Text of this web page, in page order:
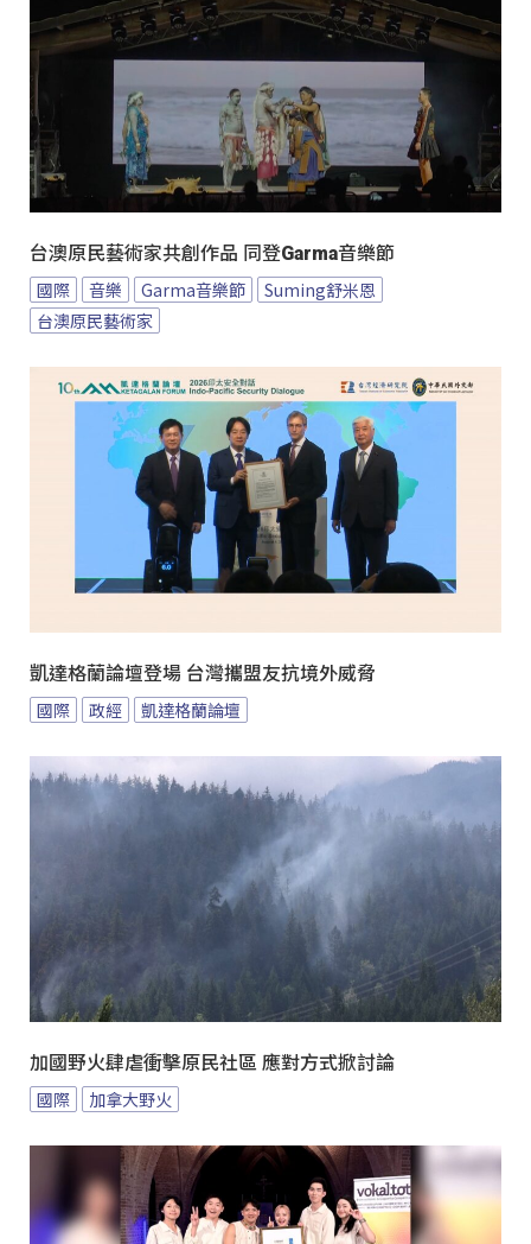
台澳原民藝術家共創作品 同登Garma音樂節
國際 音樂 Garma音樂節
Suming舒米恩
台澳原民藝術家
凱達格蘭論壇登場 台灣攜盟友抗境外威脅
國際 政經 凱達格蘭論壇
加國野火肆虐衝擊原民社區 應對方式掀討論
國際 加拿大野火